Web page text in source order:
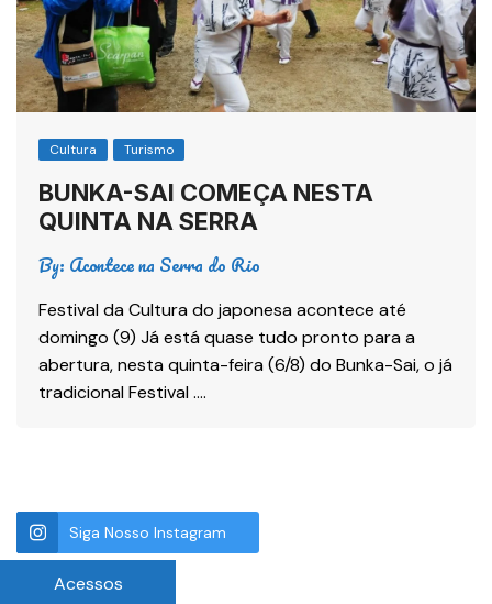
Cultura Turismo
BUNKA-SAI COMEÇA NESTA
QUINTA NA SERRA
By: Acontece na Serra do Rio
Festival da Cultura do japonesa acontece até
domingo (9) Já está quase tudo pronto para a
abertura, nesta quinta-feira (6/8) do Bunka-Sai, o já
tradicional Festival ….
Siga Nosso Instagram
Acessos